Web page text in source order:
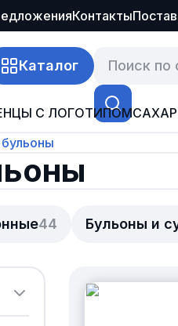
Контакты
Каталог
С ЛОГОТИПОМ
44 Бульоны и